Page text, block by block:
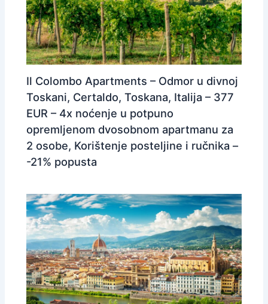
Il Colombo Apartments – Odmor u divnoj
Toskani, Certaldo, Toskana, Italija – 377
EUR – 4x noćenje u potpuno
opremljenom dvosobnom apartmanu za
2 osobe, Korištenje posteljine i ručnika –
-21% popusta